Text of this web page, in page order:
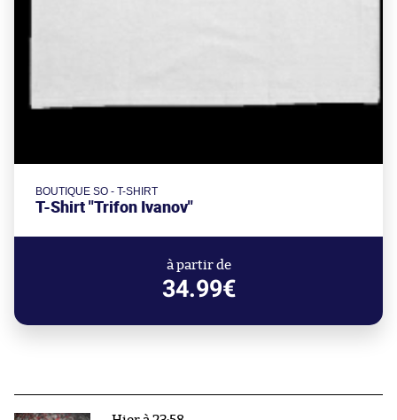
BOUTIQUE SO - T-SHIRT
T-Shirt "Trifon Ivanov"
à partir de
34.99€